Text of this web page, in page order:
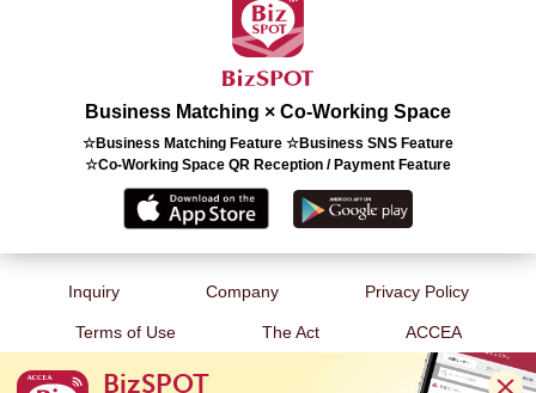
Business Matching × Co-Working Space
☆Business Matching Feature ☆Business SNS Feature
☆Co-Working Space QR Reception / Payment Feature
Inquiry Company Privacy Policy
Terms of Use The Act ACCEA
BizSPOT